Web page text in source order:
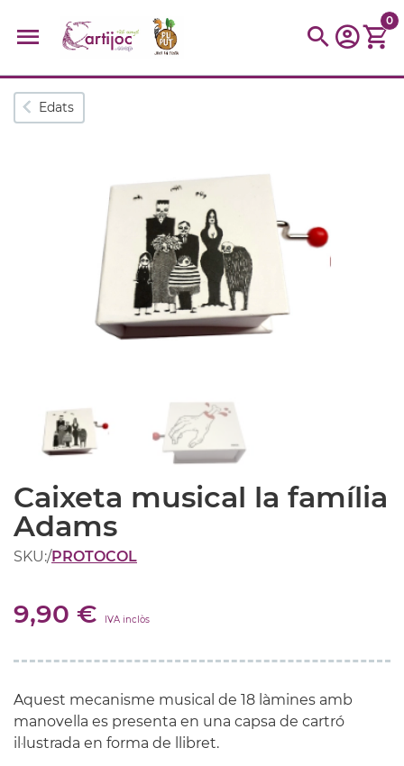
Cerques populars
tinkering kit
0
Edats
Caixeta musical la família
Adams
SKU:/PROTOCOL
9,90 € IVA inclòs
Aquest mecanisme musical de 18 làmines amb
manovella es presenta en una capsa de cartró
il·lustrada en forma de llibret.